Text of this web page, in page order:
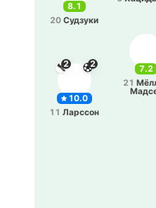
8.1
20 Су­дзу­ки
7.2
21
10.0
2 2
11 Ла­рссон